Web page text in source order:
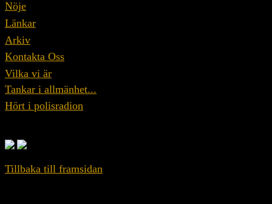
Nöje
Länkar
Arkiv
Kontakta Oss
Vilka vi är
Tankar i allmänhet...
Hört i polisradion
Tillbaka till framsidan